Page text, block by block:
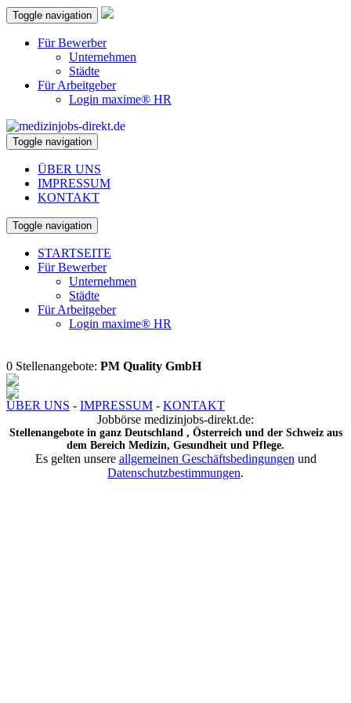
Toggle navigation
Für Bewerber
Unternehmen
Städte
Für Arbeitgeber
Login maxime® HR
Toggle navigation
ÜBER UNS
IMPRESSUM
KONTAKT
Toggle navigation
STARTSEITE
Für Bewerber
Unternehmen
Städte
Für Arbeitgeber
Login maxime® HR
0 Stellenangebote: PM Quality GmbH
ÜBER UNS - IMPRESSUM - KONTAKT
Jobbörse medizinjobs-direkt.de:
Stellenangebote in ganz Deutschland , Österreich und der Schweiz aus
dem Bereich Medizin, Gesundheit und Pflege.
Es gelten unsere allgemeinen Geschäftsbedingungen und
Datenschutzbestimmungen.